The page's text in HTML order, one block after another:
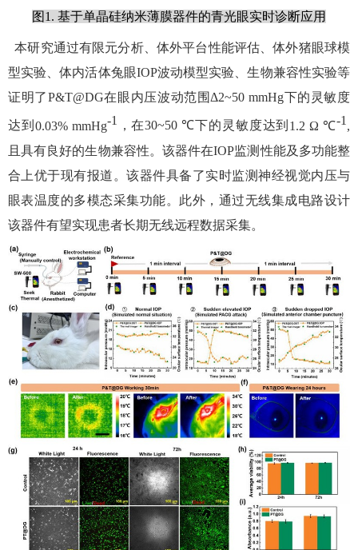
图 1. 基于单晶硅纳米薄膜器件的青光眼实时诊断应用
本研究通过有限元分析、体外平台性能评估、体外猪眼球模
型实验、体内活体兔眼IOP波动模型实验、生物兼容性实验等
证明了P&T@DG在眼内压波动范围Δ2~50 mmHg下的灵敏度
达到 0.03% mmHg-1 ，在30~50 ℃ 下的灵敏度达到 1.2 Ω ℃-1,
且具有良好的生物兼容性。该器件在IOP监测性能及多功能整
合上优于现有报道。该器件具备了实时监测神经视觉内压与
眼表温度的多模态采集功能。此外，通过无线集成电路设计
该器件有望实现患者长期无线远程数据采集。